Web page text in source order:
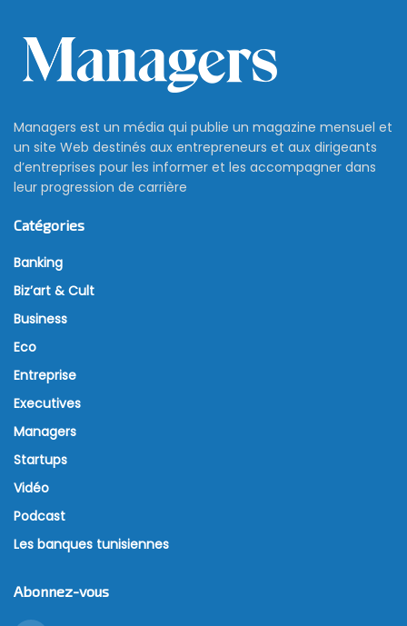
Managers est un média qui publie un magazine mensuel et
un site Web destinés aux entrepreneurs et aux dirigeants
d’entreprises pour les informer et les accompagner dans
leur progression de carrière
Catégories
Banking
Biz’art & Cult
Business
Eco
Entreprise
Executives
Managers
Startups
Vidéo
Podcast
Les banques tunisiennes
Abonnez-vous